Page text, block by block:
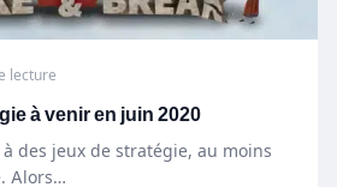
lecture
à venir en juin 2020
des jeux de stratégie, au moins
Alors…